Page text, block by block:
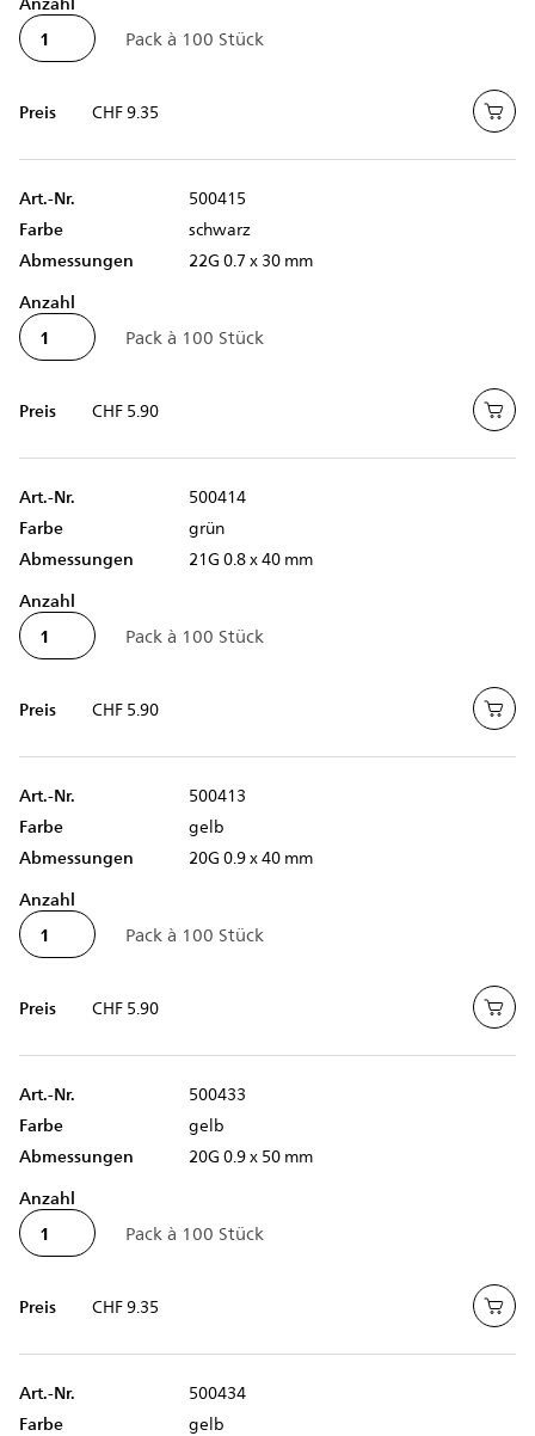
Preis CHF 9.35
Art.-Nr.
500415
Farbe
schwarz
Abmessungen
22G 0.7 x 30 mm
Anzahl
Preis CHF 5.90
Art.-Nr.
500414
Farbe
grün
Abmessungen
21G 0.8 x 40 mm
Anzahl
Preis CHF 5.90
Art.-Nr.
500413
Farbe
gelb
Abmessungen
20G 0.9 x 40 mm
Anzahl
Preis CHF 5.90
Art.-Nr.
500433
Farbe
gelb
Abmessungen
20G 0.9 x 50 mm
Anzahl
Preis CHF 9.35
Art.-Nr.
500434
Farbe
gelb